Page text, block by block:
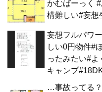
かむばーっく
構難しい#妄想
妄想フルパワ
しい0円物件#
ったみたい#よ
キャンプ
…事故ってる